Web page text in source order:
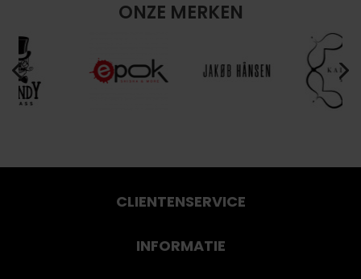
ONZE MERKEN
CLIENTENSERVICE
INFORMATIE